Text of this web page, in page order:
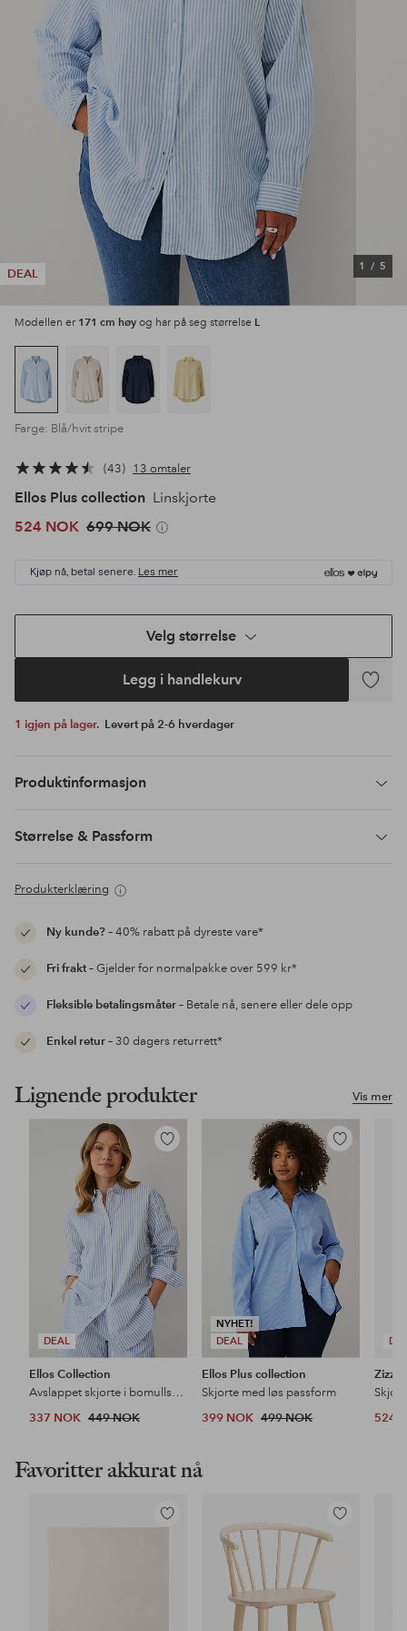
DEAL
1 / 5
Modellen er 171 cm høy og har på seg størrelse L
Farge: Blå/hvit stripe
43 13 omtaler
Ellos Plus collection Linskjorte
524 NOK 699 NOK
Kjøp nå, betal senere. Les mer
Velg størrelse
Legg i handlekurv
Legg
1 igjen på lager. Levert på 2-6 hverdager
Produktinformasjon
Størrelse & Passform
Produkterklæring
Ny kunde?– 40% rabatt på dyreste vare*
Fri frakt– Gjelder for normalpakke over 599 kr*
Fleksible betalingsmåter– Betale nå, senere eller dele opp
Enkel retur– 30 dagers returrett*
Vis mer
Lignende produkter
DEAL
Legg
Ellos Collection
Avslappet skjorte i bomullspoplin
337 NOK 449 NOK
NYHET!
DEAL
Legg
til
Ellos Plus collection
Skjorte med løs passform
399 NOK 499 NOK
Zizzi
524
Favoritter akkurat nå
Legg
Legg
til